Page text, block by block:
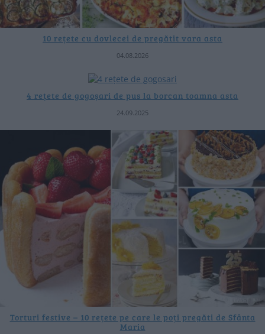
10 rețete cu dovlecei de pregătit vara asta
04.08.2026
4 rețete de gogoșari de pus la borcan toamna asta
24.09.2025
Torturi festive – 10 rețete pe care le poți pregăti de Sfânta
Maria